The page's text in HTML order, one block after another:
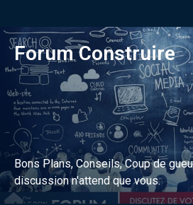
Forum Construire
Bons Plans, Conseils, Coup de
discussion n'attend que vous.